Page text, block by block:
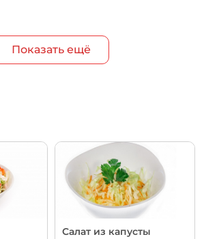
Показать ещё
Салат из капусты